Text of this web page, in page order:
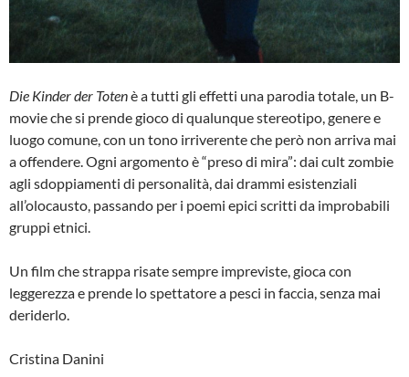
Die Kinder der Totenè a tutti gli effetti una parodia totale, un B-
movie che si prende gioco di qualunque stereotipo, genere e
luogo comune, con un tono irriverente che però non arriva mai
a offendere. Ogni argomento è “preso di mira”: dai cult zombie
agli sdoppiamenti di personalità, dai drammi esistenziali
all’olocausto, passando per i poemi epici scritti da improbabili
gruppi etnici.
Un film che strappa risate sempre impreviste, gioca con
leggerezza e prende lo spettatore a pesci in faccia, senza mai
deriderlo.
Cristina Danini